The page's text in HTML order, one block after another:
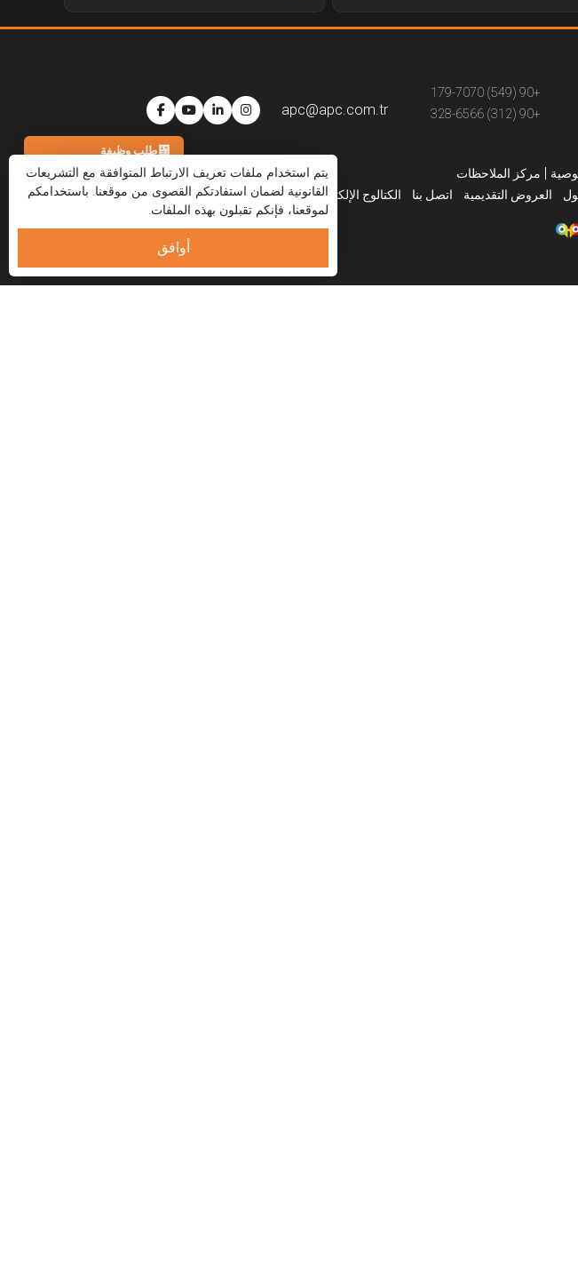
يتم استخدام ملفات تعريف الارتباط المتوافقة مع التشريعات
القانونية لضمان استفادتكم القصوى من موقعنا. باستخدامكم
لموقعنا، فإنكم تقبلون بهذه الملفات.
أوافق
+90 (549) 179-7070
+90 (312) 328-6566
apc@apc.com.tr
| مركز الملاحظات
العروض التقديمية اتصل بنا الكتالوج الإلكتروني العربية
طلب وظيفة
واتساب